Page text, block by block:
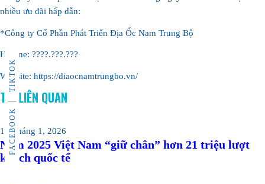
FACEBOOK
TIKTOK
nhiều ưu đãi hấp dẫn:
*Công ty Cổ Phần Phát Triển Địa Ốc Nam Trung Bộ
Hotline: ????.???.???
Website: https://diaocnamtrungbo.vn/
TIN LIÊN QUAN
15 Tháng 1, 2026
Năm 2025 Việt Nam “giữ chân” hơn 21 triệu lượt
khách quốc tế